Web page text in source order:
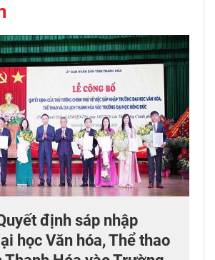
định sáp nhập
học Văn hóa, Thể thao